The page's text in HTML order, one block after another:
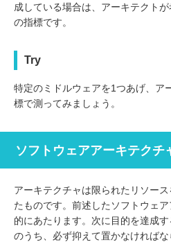
成している場合は、アーキテクト
の指標です。
Try
特定のミドルウェアを1つあげ、ア
標で測ってみましょう。
ソフトウェアアーキテクチ
アーキテクチャは限られたリソー
たものです。前述したソフトウェ
的にあたります。次に目的を達成
のうち、必ず抑えて置かなければ